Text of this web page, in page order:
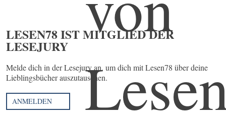
LESEN78 IST MITGLIED DER
LESEJURY
Melde dich in der Lesejury an, um dich mit Lesen78 über deine
Lieblingsbücher auszutauschen.
ANMELDEN